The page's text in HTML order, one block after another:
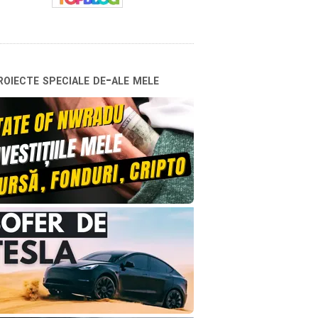
speciale de-ale mele